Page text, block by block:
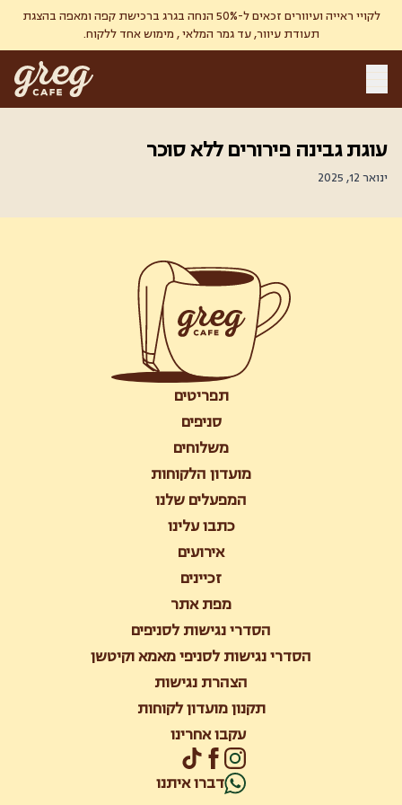
לקויי ראייה ועיוורים זכאים ל-50% הנחה בגרג ברכישת קפה ומאפה בהצגת
תעודת עיוור, עד גמר המלאי , מימוש אחד ללקוח.
עוגת גבינה פירורים ללא סוכר
ינואר 12, 2025
תפריטים
סניפים
משלוחים
מועדון הלקוחות
המפעלים שלנו
כתבו עלינו
אירועים
זכיינים
מפת אתר
הסדרי נגישות לסניפים
הסדרי נגישות לסניפי מאמא וקיטשן
הצהרת נגישות
תקנון מועדון לקוחות
עקבו אחרינו
דברו איתנו